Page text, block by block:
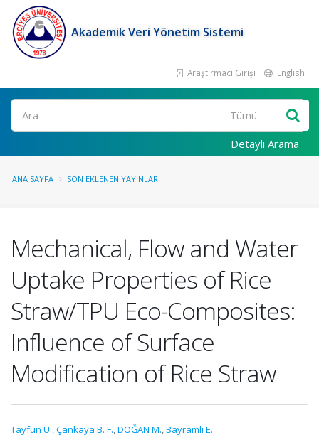
Akademik Veri Yönetim Sistemi
Araştırmacı Girişi English
Ara
Detaylı Arama
ANA SAYFA SON EKLENEN YAYINLAR
Mechanical, Flow and Water
Uptake Properties of Rice
Straw/TPU Eco-Composites:
Influence of Surface
Modification of Rice Straw
Tayfun U.,Çankaya B. F.,DOĞAN M.,Bayramlı E.